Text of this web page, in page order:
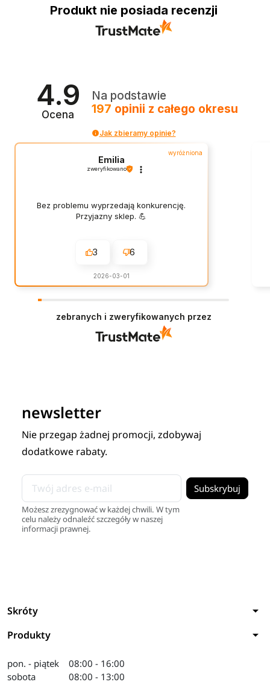
Produkt nie posiada recenzji
4.9
Ocena
Na podstawie
197 opinii z całego okresu
Jak zbieramy opinie?
wyróżniona
Emilia
zweryfikowano
Bez problemu wyprzedają konkurencję.
Przyjazny sklep. 💪
3 6
2026-03-01
zebranych i zweryfikowanych przez
newsletter
Nie przegap żadnej promocji, zdobywaj
dodatkowe rabaty.
Możesz zrezygnować w każdej chwili. W tym
celu należy odnaleźć szczegóły w naszej
informacji prawnej.
Skróty arrow_drop_down
Produkty arrow_drop_down
pon. - piątek
sobota
08:00 - 16:00
08:00 - 13:00